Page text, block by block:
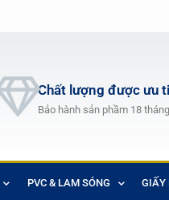
Chất lượng được ưu
Bảo hành sản phầm 18
PVC & LAM SÓNG GIẤY